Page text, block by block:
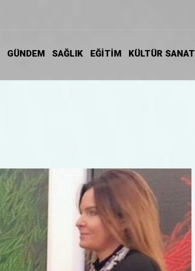
GÜNDEM SAĞLIK EĞİTIM KÜLTÜR SANAT